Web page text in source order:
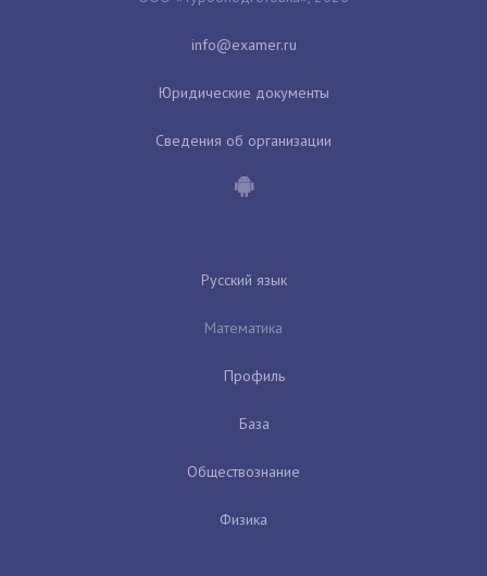
Юридические документы
Сведения об организации
Русский язык
Математика
Профиль
База
Обществознание
Физика